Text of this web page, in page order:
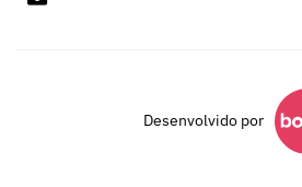
Desenvolvido por